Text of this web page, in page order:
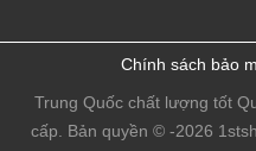
Chính sách bảo
Trung Quốc chất lượng tốt
cấp. Bản quyền © -2026